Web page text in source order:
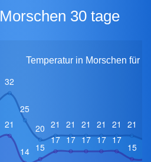
30 tage
Temperatur in Morschen für